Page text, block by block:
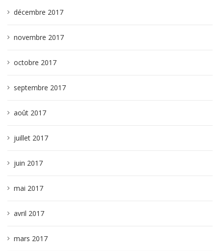
décembre 2017
novembre 2017
octobre 2017
septembre 2017
août 2017
juillet 2017
juin 2017
mai 2017
avril 2017
mars 2017